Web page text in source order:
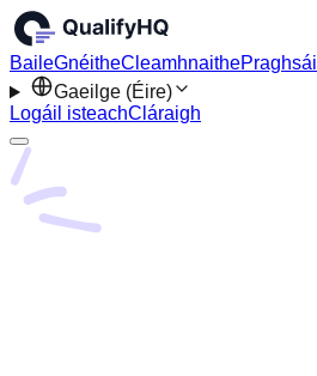
BaileGnéitheCleamhnaithePraghsáil
Gaeilge (Éire)
Logáil isteachCláraigh